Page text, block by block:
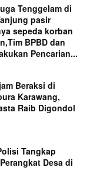
Tenggelam di
pasir
sepeda korban
BPBD dan
Pencarian...
Beraksi di
Karawang,
Raib Digondol
Tangkap
Desa di